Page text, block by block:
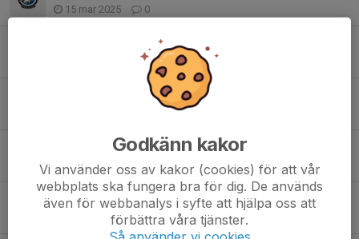
15 mar 2025 0
September månad börjar närma sig sitt slut
1
2 sep 2023 0
Töjnan Tiger cup 2020
13 sep 2020 0
Godkänn kakor
Vi använder oss av kakor (cookies) för att vår
webbplats ska fungera bra för dig. De används
även för webbanalys i syfte att hjälpa oss att
förbättra våra tjänster.